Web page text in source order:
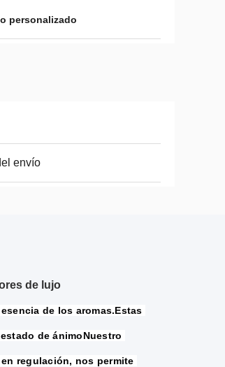
personalizado
envío
de lujo
de los aromas.Estas
de ánimoNuestro
regulación, nos permite